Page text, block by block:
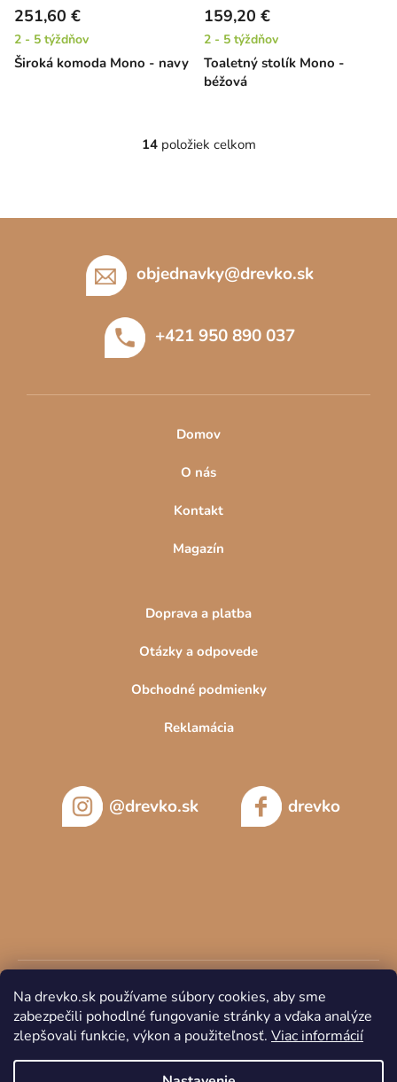
Na drevko.sk používame súbory cookies, aby sme
zabezpečili pohodlné fungovanie stránky a vďaka analýze
zlepšovali funkcie, výkon a použiteľnosť. Viac informácií
Široká komoda Mono - navy
251,60 €
2 - 5 týždňov
Toaletný stolík Mono -
béžová
159,20 €
2 - 5 týždňov
O
c
p
r
v
ý
p
i
s
u
14položiek celkom
objednavky@drevko.sk
+421 950 890 037
Domov
O nás
Kontakt
Magazín
Doprava a platba
Otázky a odpovede
Obchodné podmienky
Reklamácia
@drevko.sk drevko